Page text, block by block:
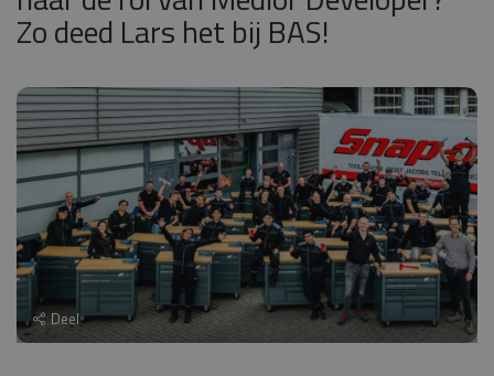
Zo deed Lars het bij BAS!
Deel